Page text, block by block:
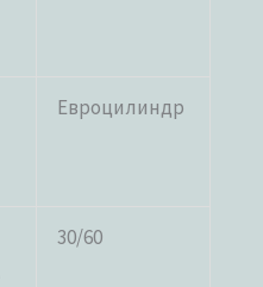
Евроцилиндр
30/60